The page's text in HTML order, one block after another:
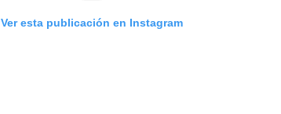
Ver esta publicación en Instagram